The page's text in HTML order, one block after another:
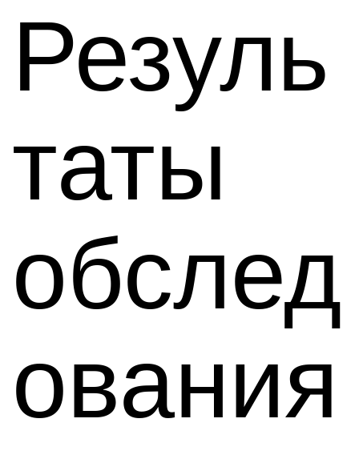
Резуль
таты
обслед
ования